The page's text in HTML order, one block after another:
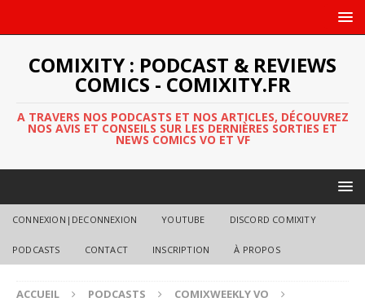
COMIXITY : PODCAST & REVIEWS
COMICS - COMIXITY.FR
A TRAVERS NOS PODCASTS ET NOS ARTICLES, DÉCOUVREZ
NOS AVIS ET CONSEILS SUR LES DERNIÈRES SORTIES ET
NEWS COMICS VO ET VF
CONNEXION|DECONNEXION YOUTUBE DISCORD COMIXITY
PODCASTS CONTACT INSCRIPTION À PROPOS
ACCUEIL PODCASTS
COMIXWEEKLY VO